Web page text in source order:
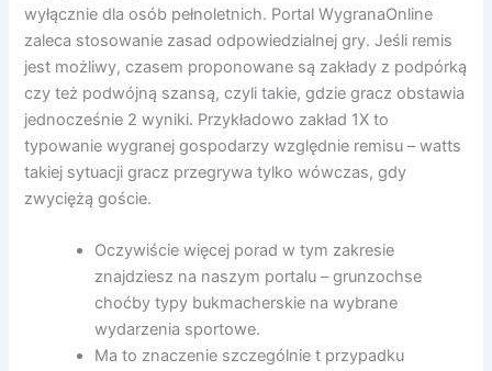
wyłącznie dla osób pełnoletnich. Portal WygranaOnline
zaleca stosowanie zasad odpowiedzialnej gry. Jeśli remis
jest możliwy, czasem proponowane są zakłady z podpórką
czy też podwójną szansą, czyli takie, gdzie gracz obstawia
jednocześnie 2 wyniki. Przykładowo zakład 1X to
typowanie wygranej gospodarzy względnie remisu – watts
takiej sytuacji gracz przegrywa tylko wówczas, gdy
zwyciężą goście.
Oczywiście więcej porad w tym zakresie
znajdziesz na naszym portalu – grunzochse
choćby typy bukmacherskie na wybrane
wydarzenia sportowe.
Ma to znaczenie szczególnie t przypadku